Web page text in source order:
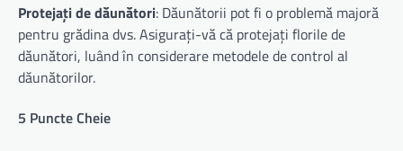
Protejați de dăunători: Dăunătorii pot fi o problemă majoră
pentru grădina dvs. Asigurați-vă că protejați florile de
dăunători, luând în considerare metodele de control al
dăunătorilor.
5 Puncte Cheie